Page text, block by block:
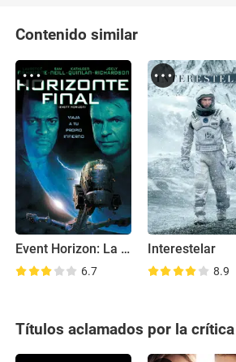
Contenido similar
Event Horizon: La nave de la muerte
6.7
Interestelar
8.9
Títulos aclamados por la crítica